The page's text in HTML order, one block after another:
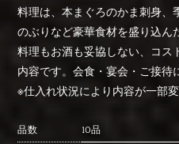
料理は、本まぐろのかま刺身、
のぶりなど豪華食材を盛り込ん
料理もお酒も妥協しない、コス
内容です。会食・宴会・ご接待
※仕入れ状況により内容が一部
品数 10品